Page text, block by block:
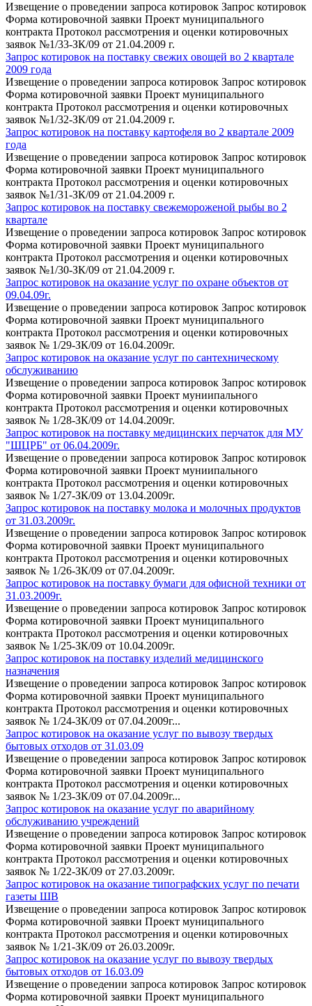
Извещение о проведении запроса котировок Запрос котировок
Форма котировочной заявки Проект муниципального
контракта Протокол рассмотрения и оценки котировочных
заявок №1/33-ЗК/09 от 21.04.2009 г.
Запрос котировок на поставку свежих овощей во 2 квартале
2009 года
Извещение о проведении запроса котировок Запрос котировок
Форма котировочной заявки Проект муниципального
контракта Протокол рассмотрения и оценки котировочных
заявок №1/32-ЗК/09 от 21.04.2009 г.
Запрос котировок на поставку картофеля во 2 квартале 2009
года
Извещение о проведении запроса котировок Запрос котировок
Форма котировочной заявки Проект муниципального
контракта Протокол рассмотрения и оценки котировочных
заявок №1/31-ЗК/09 от 21.04.2009 г.
Запрос котировок на поставку свежемороженой рыбы во 2
квартале
Извещение о проведении запроса котировок Запрос котировок
Форма котировочной заявки Проект муниципального
контракта Протокол рассмотрения и оценки котировочных
заявок №1/30-ЗК/09 от 21.04.2009 г.
Запрос котировок на оказание услуг по охране объектов от
09.04.09г.
Извещение о проведении запроса котировок Запрос котировок
Форма котировочной заявки Проект муниципального
контракта Протокол рассмотрения и оценки котировочных
заявок № 1/29-ЗК/09 от 16.04.2009г.
Запрос котировок на оказание услуг по сантехническому
обслуживанию
Извещение о проведении запроса котировок Запрос котировок
Форма котировочной заявки Проект муниипального
контракта Протокол рассмотрения и оценки котировочных
заявок № 1/28-ЗК/09 от 14.04.2009г.
Запрос котировок на поставку медицинских перчаток для МУ
"ШЦРБ" от 06.04.2009г.
Извещение о проведении запроса котировок Запрос котировок
Форма котировочной заявки Проект муниипального
контракта Протокол рассмотрения и оценки котировочных
заявок № 1/27-ЗК/09 от 13.04.2009г.
Запрос котировок на поставку молока и молочных продуктов
от 31.03.2009г.
Извещение о проведении запроса котировок Запрос котировок
Форма котировочной заявки Проект муниципального
контракта Протокол рассмотрения и оценки котировочных
заявок № 1/26-ЗК/09 от 07.04.2009г.
Запрос котировок на поставку бумаги для офисной техники от
31.03.2009г.
Извещение о проведении запроса котировок Запрос котировок
Форма котировочной заявки Проект муниципального
контракта Протокол рассмотрения и оценки котировочных
заявок № 1/25-ЗК/09 от 10.04.2009г.
Запрос котировок на поставку изделий медицинского
назначения
Извещение о проведении запроса котировок Запрос котировок
Форма котировочной заявки Проект муниципального
контракта Протокол рассмотрения и оценки котировочных
заявок № 1/24-ЗК/09 от 07.04.2009г...
Запрос котировок на оказание услуг по вывозу твердых
бытовых отходов от 31.03.09
Извещение о проведении запроса котировок Запрос котировок
Форма котировочной заявки Проект муниципального
контракта Протокол рассмотрения и оценки котировочных
заявок № 1/23-ЗК/09 от 07.04.2009г...
Запрос котировок на оказание услуг по аварийному
обслуживанию учреждений
Извещение о проведении запроса котировок Запрос котировок
Форма котировочной заявки Проект муниципального
контракта Протокол рассмотрения и оценки котировочных
заявок № 1/22-ЗК/09 от 27.03.2009г.
Запрос котировок на оказание типографских услуг по печати
газеты ШВ
Извещение о проведении запроса котировок Запрос котировок
Форма котировочной заявки Проект муниципального
контракта Протокол рассмотрения и оценки котировочных
заявок № 1/21-ЗК/09 от 26.03.2009г.
Запрос котировок на оказание услуг по вывозу твердых
бытовых отходов от 16.03.09
Извещение о проведении запроса котировок Запрос котировок
Форма котировочной заявки Проект муниципального